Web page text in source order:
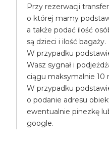
Przy rezerwacji
o której mamy
a także podać ilość
są dzieci i ilość bagaży.
W przypadku
Wasz sygnał i
ciągu maksymalnie 10
W przypadku
o podanie adresu
ewentualnie pinezkę
google.